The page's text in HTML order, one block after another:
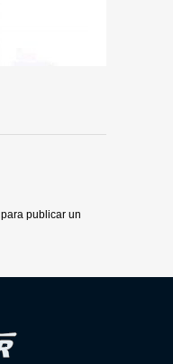
para publicar un